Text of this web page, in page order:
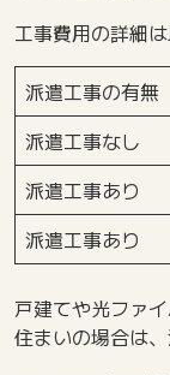
工事費用の詳細
派遣工事の有無
派遣工事なし
派遣工事あり
派遣工事あり
戸建てや光ファ
住まいの場合は